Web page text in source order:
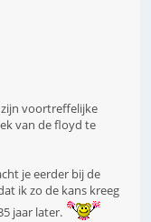
voortreffelijke
van de floyd te
je eerder bij de
ik zo de kans kreeg
jaar later.